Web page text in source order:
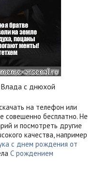
с днюхой
на телефон или
совешенно бесплатно. Не
и посмотреть другие
качества, например
с днем рождения от
С рождением